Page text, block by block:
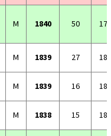
M 1840 50
M 1839 27
M 1839 16
M 1838 15